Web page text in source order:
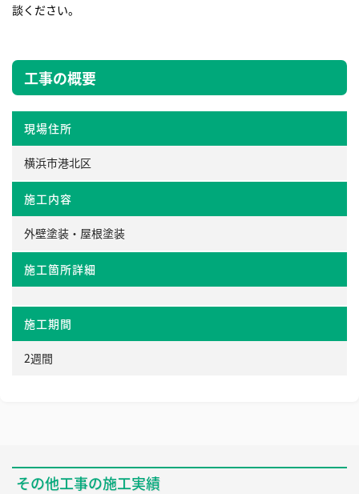
談ください。
工事の概要
現場住所
横浜市港北区
施工内容
外壁塗装・屋根塗装
施工箇所詳細
施工期間
2週間
その他工事の施工実績